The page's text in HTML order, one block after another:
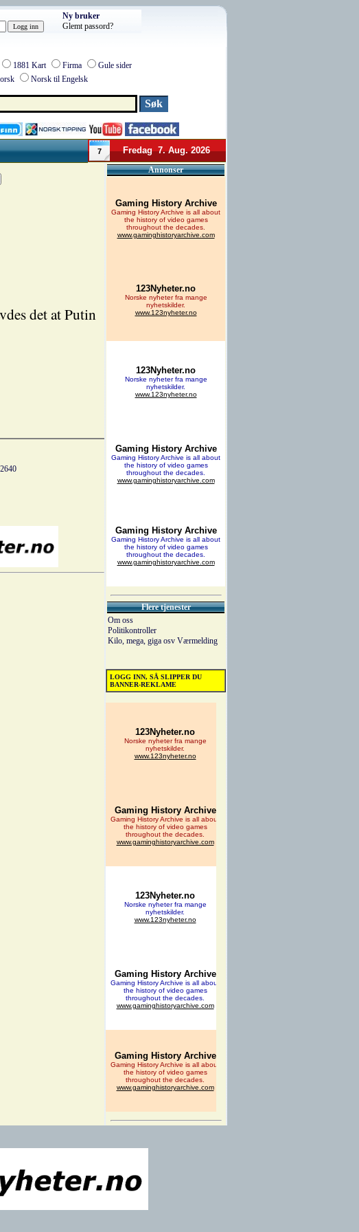
Ny bruker
Glemt passord?
1881 Kart Firma
Gule sider
Norsk til Engelsk
7 Fredag 7. Aug. 2026
det at Putin
Annonser
Flere tjenester
Om oss
Politikontroller
Kilo, mega, giga osv Værmelding
LOGG INN, SÅ SLIPPER DU
BANNER-REKLAME